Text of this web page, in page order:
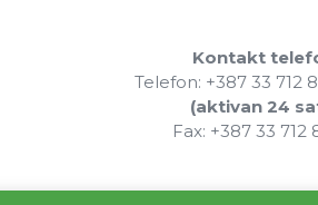
Kontakt
Telefon: +387 33 712
(aktivan 24
Fax: +387 33 712